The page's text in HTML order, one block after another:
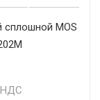
MOS
НДС